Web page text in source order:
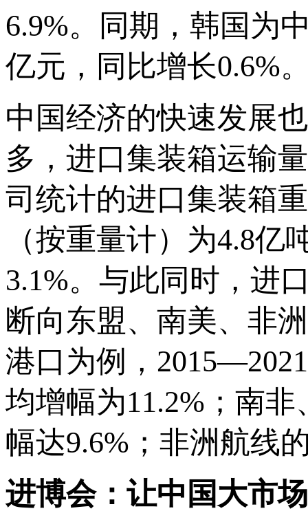
6.9%。同期，韩国为
亿元，同比增长0.6%
中国经济的快速发展
多，进口集装箱运输
司统计的进口集装箱
（按重量计）为4.8亿
3.1%。与此同时，进
断向东盟、南美、非
港口为例，
均增幅为11.2%；南
幅达9.6%；非洲航线
进博会：让中国大市